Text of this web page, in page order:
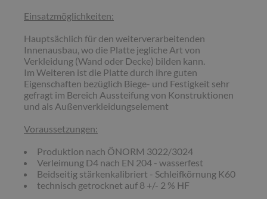
Einsatzmöglichkeiten:
Hauptsächlich für den weiterverarbeitenden
Innenausbau, wo die Platte jegliche Art von
Verkleidung (Wand oder Decke) bilden kann.
Im Weiteren ist die Platte durch ihre guten
Eigenschaften bezüglich Biege- und Festigkeit sehr
gefragt im Bereich Aussteifung von Konstruktionen
und als Außenverkleidungselement
Voraussetzungen:
Produktion nach ÖNORM 3022/3024
Verleimung D4 nach EN 204 - wasserfest
Beidseitig stärkenkalibriert - Schleifkörnung K60
technisch getrocknet auf 8 +/- 2 % HF